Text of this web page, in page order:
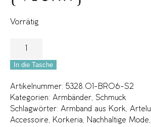
Vorrätig
In die Tasche
Artikelnummer: 5328.01-BR06-S2
Kategorien: Armbänder, Schmuck
Schlagwörter: Armband aus Kork,
Accessoire, Korkeria, Nachhaltige Mode,